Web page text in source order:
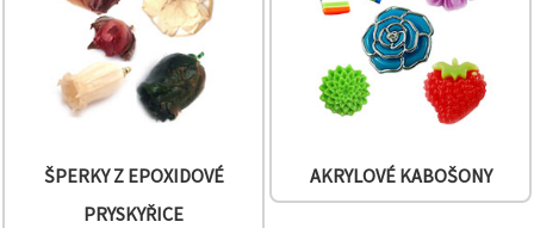
používání a
souhlasem
relevantnější
ŠPERKY Z EPOXIDOVÉ
PRYSKYŘICE
AKRYLOVÉ KABOŠONY